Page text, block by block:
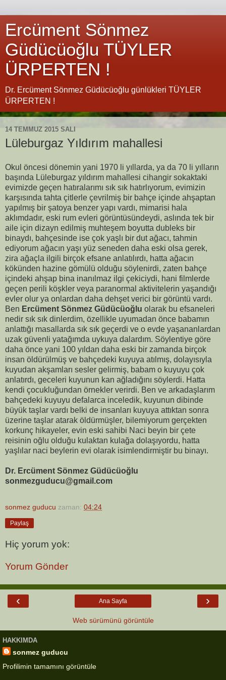
Ercüment Sönmez
Güdücüoğlu TÜYLER
ÜRPERTEN !
Dr. Ercüment Sönmez Güdücüoğlu günlükleri TÜYLER
ÜRPERTEN !
14 TEMMUZ 2015 SALI
Lüleburgaz Yıldırım mahallesi
Okul öncesi dönemin yani 1970 li yıllarda, ya da 70 li yılların
başında Lüleburgaz yıldırım mahallesi cihangir sokaktaki
evimizde geçen hatıralarımı sık sık hatırlıyorum, evimizin
karşısında tahta çitlerle çevrilmiş bir bahçe içinde ahşaptan
yapılmış bir şatoya benzer yapı vardı, mimarisi hala
aklımdadır, eski rum evleri görüntüsündeydi, aslında tek bir
aile için dizayn edilmiş muhteşem boyutta dubleks bir
binaydı, bahçesinde ise çok yaşlı bir dut ağacı, tahmin
ediyorum ağacın yaşı yüz seneden daha eski olsa gerek,
zira ağaçla ilgili birçok efsane anlatılırdı, hatta ağacın
kökünden hazine gömülü olduğu söylenirdi, zaten bahçe
içindeki ahşap bina inanılmaz ilgi çekiciydi, hani filmlerde
geçen perili köşkler veya paranormal aktivitelerin yaşandığı
evler olur ya onlardan daha dehşet verici bir görüntü vardı.
Ben Ercüment Sönmez Güdücüoğlu olarak bu efsaneleri
nedir sık sık dinlerdim, özellikle uyumadan önce babamın
anlattığı masallarda sık sık geçerdi ve o evde yaşananlardan
uzak güvenli yatağımda uykuya dalardım. Söylentiye göre
daha önce yani 100 yıldan daha eski bir zamanda birçok
insan öldürülmüş ve bahçedeki kuyuya atılmış, dolayısıyla
kuyudan akşamları sesler gelirmiş, babam o kuyuyu çok
anlatırdı, geceleri kuyunun kan ağladığını söylerdi. Hatta
kendi çocukluğundan örnekler verirdi. Ben ve arkadaşlarım
bahçedeki kuyuyu defalarca inceledik, kuyunun dibinde
büyük taşlar vardı belki de insanları kuyuya attıktan sonra
üzerine taşlar atarak öldürmüşler, bilemiyorum gerçekten
korkunç hikayeler, evin eski sahibi Naci beyin bir çete
reisinin oğlu olduğu kulaktan kulağa dolaşıyordu, hatta
yaşlılar naci beylerin evi olarak isimlendirmiştir bu binayı.
Dr. Ercüment Sönmez Güdücüoğlu
sonmezguducu@gmail.com
sonmez guducu zaman: 04:24
Paylaş
Hiç yorum yok:
Yorum Gönder
‹ ›
Ana Sayfa
Web sürümünü görüntüle
HAKKIMDA
sonmez guducu
Profilimin tamamını görüntüle